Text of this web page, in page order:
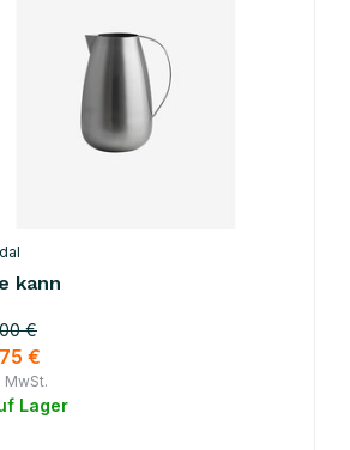
kann
€
€
MwSt.
Lager